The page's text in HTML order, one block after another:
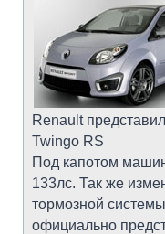
Renault
Twingo RS
Под капотом
133лс. Так же
тормозной
официально